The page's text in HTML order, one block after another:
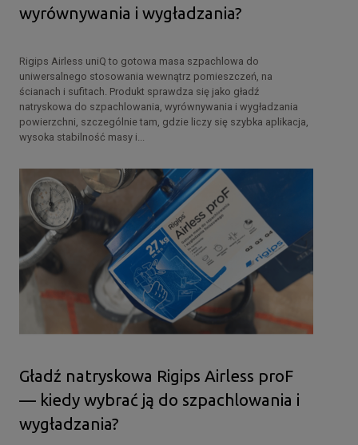
wyrównywania i wygładzania?
Rigips Airless uniQ to gotowa masa szpachlowa do
uniwersalnego stosowania wewnątrz pomieszczeń, na
ścianach i sufitach. Produkt sprawdza się jako gładź
natryskowa do szpachlowania, wyrównywania i wygładzania
powierzchni, szczególnie tam, gdzie liczy się szybka aplikacja,
wysoka stabilność masy i...
Gładź natryskowa Rigips Airless proF
— kiedy wybrać ją do szpachlowania i
wygładzania?